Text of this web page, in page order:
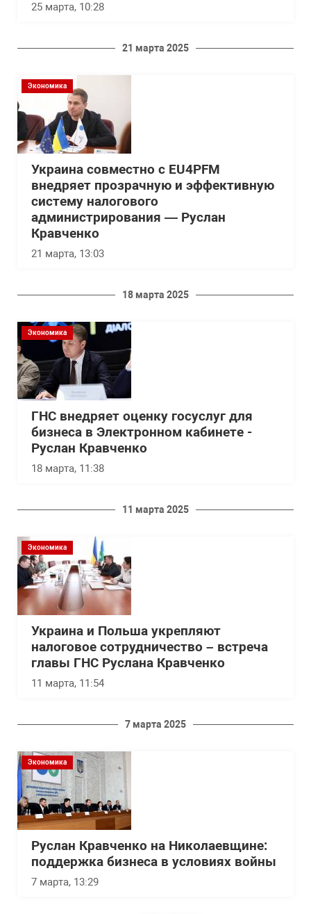
25 марта, 10:28
21 марта 2025
Экономика
Украина совместно с EU4PFM
внедряет прозрачную и эффективную
систему налогового
администрирования — Руслан
Кравченко
21 марта, 13:03
18 марта 2025
Экономика
ГНС внедряет оценку госуслуг для
бизнеса в Электронном кабинете -
Руслан Кравченко
18 марта, 11:38
11 марта 2025
Экономика
Украина и Польша укрепляют
налоговое сотрудничество – встреча
главы ГНС Руслана Кравченко
11 марта, 11:54
7 марта 2025
Экономика
Руслан Кравченко на Николаевщине:
поддержка бизнеса в условиях войны
7 марта, 13:29